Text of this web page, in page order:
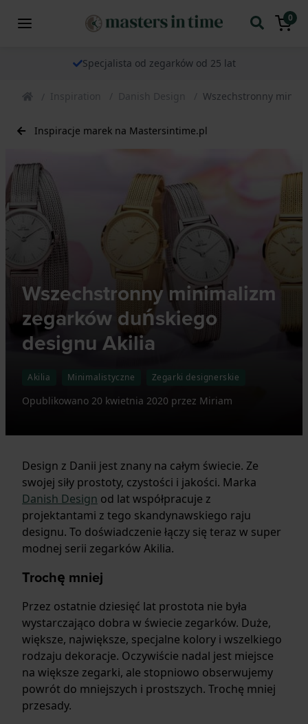
0
Specjalista od zegarków od 25 lat
Inspiration Danish Design Wszechstronny
Inspiracje marek na Mastersintime.pl
Wszechstronny minimalizm
zegarków duńskiego
designu Akilia
Akilia Minimalistyczne Zegarki designerskie
Opublikowano 20 kwietnia 2020 przez Miriam
Design z Danii jest znany na całym świecie. Ze
swojej siły prostoty, czystości i jakości. Marka
Danish Design od lat współpracuje z
projektantami z tego skandynawskiego raju
designu. To doświadczenie łączy się teraz w super
modnej serii zegarków Akilia.
Trochę mniej
Przez ostatnie dziesięć lat prostota nie była
wystarczająco dobra w świecie zegarków. Duże,
większe, największe, specjalne kolory i wszelkiego
rodzaju dekoracje. Oczywiście nadal jest miejsce
na większe zegarki, ale stopniowo obserwujemy
powrót do mniejszych i prostszych. Trochę mniej
przesady.